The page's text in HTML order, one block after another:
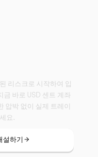
리스크로 시작하여 입
금 바로 USD 센트 계좌
압박 없이 실제 트레이
요.
설하기